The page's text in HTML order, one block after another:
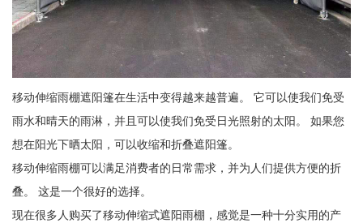
移动伸缩雨棚遮阳篷在生活中变得越来越普遍。 它可以使我们免受
雨水和晴天的雨淋，并且可以使我们免受日光照射的太阳。 如果您
想在阳光下晒太阳，可以收缩和折叠遮阳篷。
移动伸缩雨棚可以满足消费者的日常需求，并为人们提供方便的折
叠。 这是一个很好的选择。
现在很多人购买了移动伸缩式遮阳雨棚，感觉是一种十分实用的产